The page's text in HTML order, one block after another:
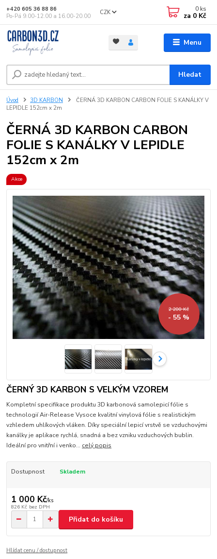
Menu
CZK
Hledat
+420 605 36 88 86
Po-Pá 9.00-12.00 a 16.00-20.00
0 ks
za 0 Kč
Úvod 3D KARBON
ČERNÁ 3D KARBON CARBON FOLIE S KANÁLKY V
LEPIDLE 152cm x 2m
ČERNÁ 3D KARBON CARBON
FOLIE S KANÁLKY V LEPIDLE
152cm x 2m
Akce
2 200 Kč
- 55 %
ČERNÝ 3D KARBON S VELKÝM VZOREM
Kompletní specifikace produktu 3D karbonová samolepicí fólie s
technologií Air-Release Vysoce kvalitní vinylová fólie s realistickým
vzhledem uhlíkových vláken. Díky speciální lepicí vrstvě se vzduchovými
kanálky je aplikace rychlá, snadná a bez vzniku vzduchových bublin.
Ideální pro vnitřní i venko... celý popis
Dostupnost Skladem
1 000 Kč/ks
826 Kč bez DPH
Přidat do košíku
Hlídat cenu / dostupnost